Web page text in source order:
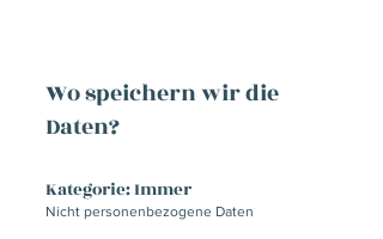
Wo speichern wir die
Daten?
Kategorie: Immer
Nicht personenbezogene Daten